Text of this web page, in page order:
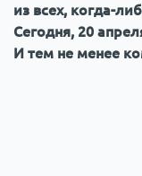
из всех, когда-
Сегодня, 20
И тем не менее